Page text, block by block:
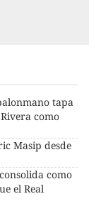
tapa
como
Masip desde
como
el Real